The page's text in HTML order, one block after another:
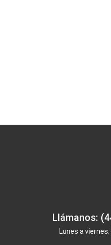
Llámanos:
Lunes a